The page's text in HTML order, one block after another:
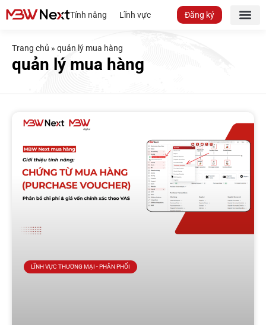
Tính năng Lĩnh vực Đăng ký
Trang chủ » quản lý mua hàng
quản lý mua hàng
LĨNH VỰC THƯƠNG MẠI - PHÂN PHỐI